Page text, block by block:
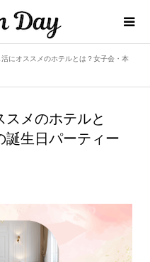
にオススメのホテルとは？女子会・本
メのホテルと
誕生日パーティー